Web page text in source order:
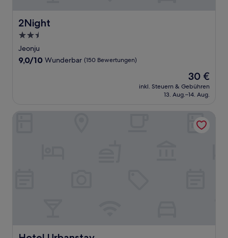
2Night
2Night
2.5-
Sterne-
Unterkunft
Jeonju
9.0
9,0/10 Wunderbar (150 Bewertungen)
Der
Preis
beträgt
30 €
inkl. Steuern & Gebühren
13. Aug.–14. Aug.